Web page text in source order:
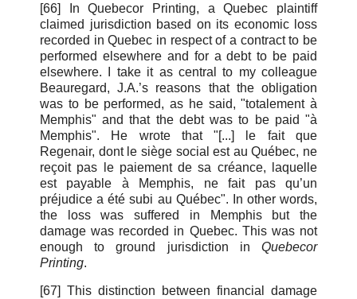
[66] In Quebecor Printing, a Quebec plaintiff
claimed jurisdiction based on its economic loss
recorded in Quebec in respect of a contract to be
performed elsewhere and for a debt to be paid
elsewhere. I take it as central to my colleague
Beauregard, J.A.’s reasons that the obligation
was to be performed, as he said, "totalement à
Memphis" and that the debt was to be paid "à
Memphis". He wrote that "[...] le fait que
Regenair, dont le siège social est au Québec, ne
reçoit pas le paiement de sa créance, laquelle
est payable à Memphis, ne fait pas qu’un
préjudice a été subi au Québec". In other words,
the loss was suffered in Memphis but the
damage was recorded in Quebec. This was not
enough to ground jurisdiction in Quebecor
Printing.
[67] This distinction between financial damage